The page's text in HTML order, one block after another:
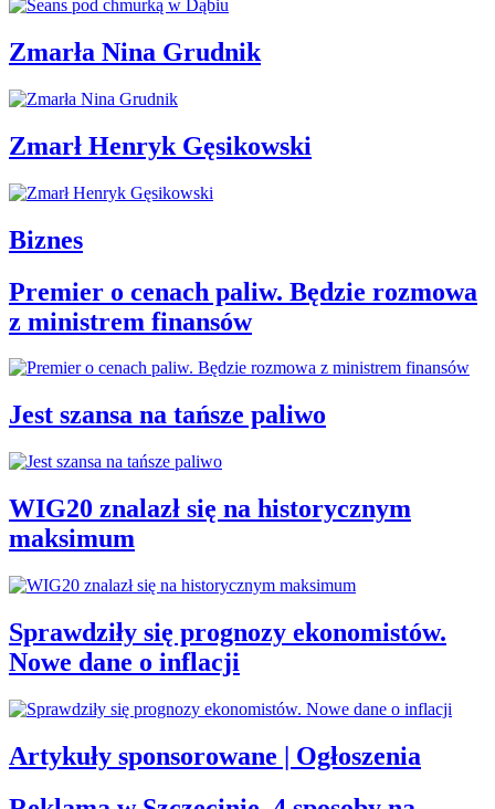
Zmarła Nina Grudnik
Zmarł Henryk Gęsikowski
Biznes
Premier o cenach paliw. Będzie rozmowa
z ministrem finansów
Jest szansa na tańsze paliwo
WIG20 znalazł się na historycznym
maksimum
Sprawdziły się prognozy ekonomistów.
Nowe dane o inflacji
Artykuły sponsorowane | Ogłoszenia